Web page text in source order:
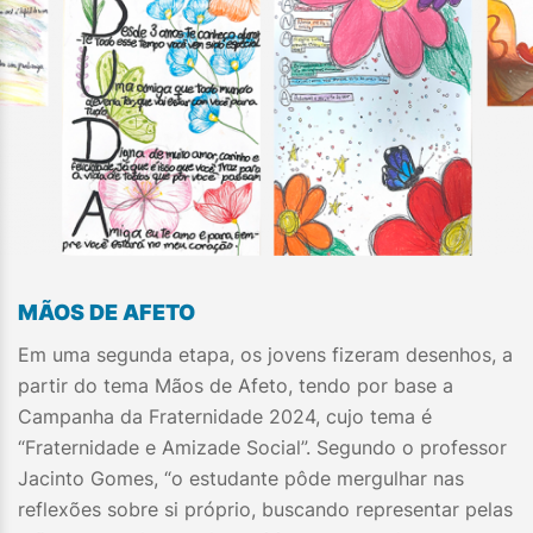
MÃOS DE AFETO​
Em uma segunda etapa, os jovens fizeram desenhos, a
partir do tema Mãos de Afeto, tendo por base a
Campanha da Fraternidade 2024, cujo tema é
“Fraternidade e Amizade Social”. Segundo o professor
Jacinto Gomes, “o estudante pôde mergulhar nas
reflexões sobre si próprio, buscando representar pelas